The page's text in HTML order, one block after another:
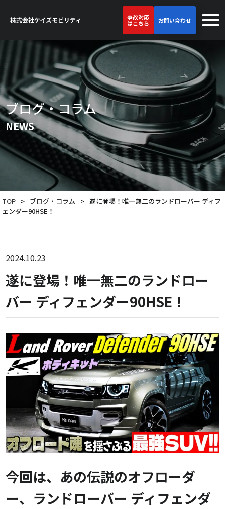
事故対応
はこちら
お問い合わせ
ブログ・コラム
NEWS
TOP > ブログ・コラム > 遂に登場！唯一無二のランドローバー ディフ
ェンダー90HSE！
2024.10.23
遂に登場！唯一無二のランドロー
バー ディフェンダー90HSE！
今回は、あの伝説のオフローダ
ー、ランドローバー ディフェンダ